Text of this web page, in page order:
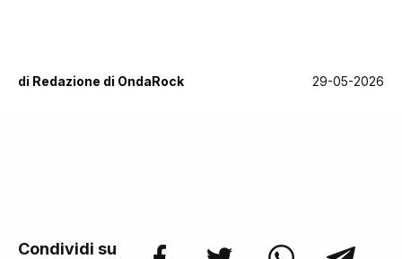
di Redazione di OndaRock 29-05-2026
Condividi su